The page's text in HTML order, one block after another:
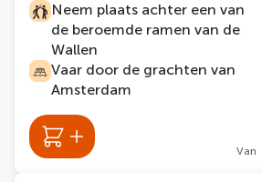
Neem plaats achter een van
de beroemde ramen van de
Wallen
Vaar door de grachten van
Amsterdam
Van